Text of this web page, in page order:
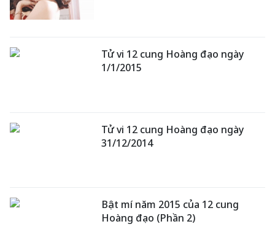
Tử vi 12 cung Hoàng đạo ngày
1/1/2015
Tử vi 12 cung Hoàng đạo ngày
31/12/2014
Bật mí năm 2015 của 12 cung
Hoàng đạo (Phần 2)